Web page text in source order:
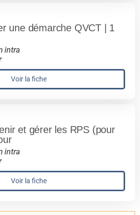
une démarche QVCT | 1
intra
Voir la fiche
et gérer les RPS (pour
intra
Voir la fiche